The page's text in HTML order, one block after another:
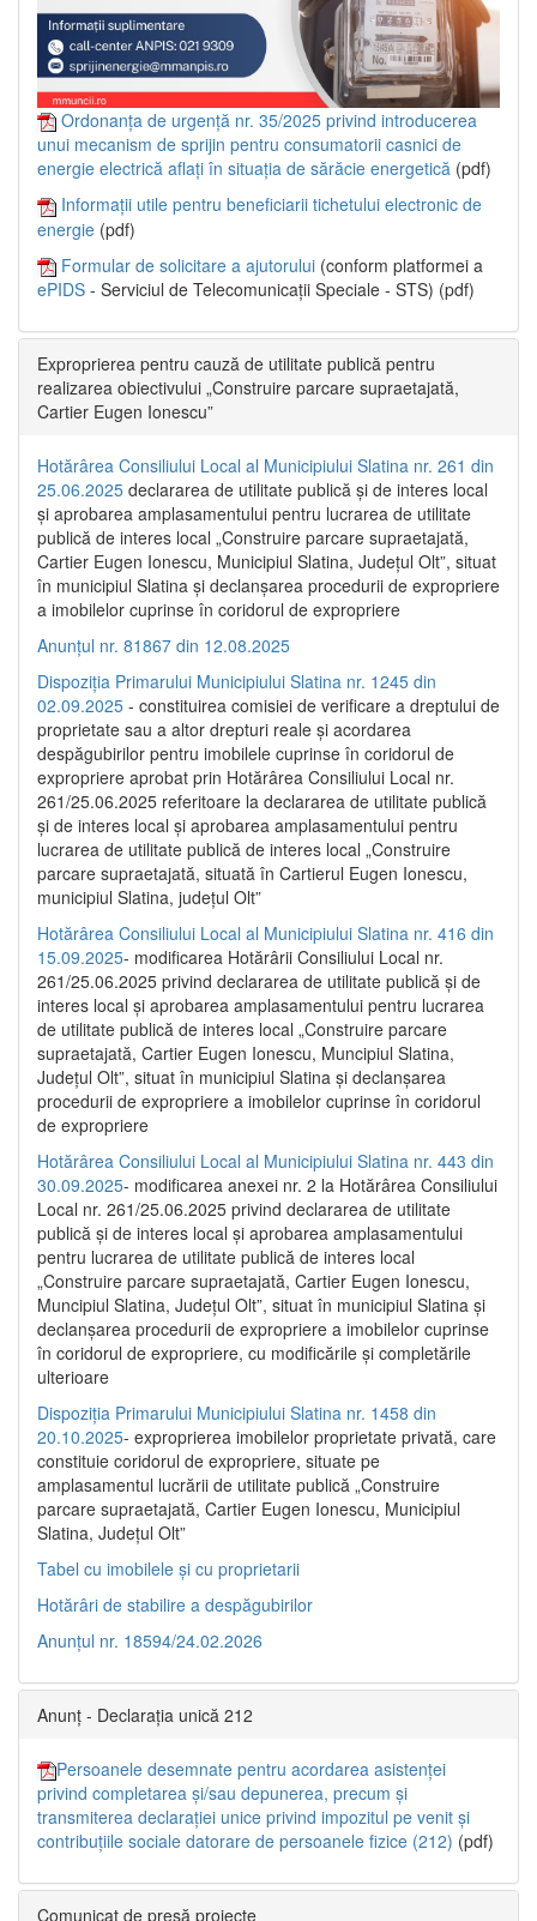
Ordonanța de urgență nr. 35/2025 privind introducerea
unui mecanism de sprijin pentru consumatorii casnici de
energie electrică aflați în situația de sărăcie energetică (pdf)
Informații utile pentru beneficiarii tichetului electronic de
energie (pdf)
Formular de solicitare a ajutorului (conform platformei a
ePIDS - Serviciul de Telecomunicații Speciale - STS) (pdf)
Exproprierea pentru cauză de utilitate publică pentru
realizarea obiectivului „Construire parcare supraetajată,
Cartier Eugen Ionescu”
Hotărârea Consiliului Local al Municipiului Slatina nr. 261 din
25.06.2025 declararea de utilitate publică și de interes local
și aprobarea amplasamentului pentru lucrarea de utilitate
publică de interes local „Construire parcare supraetajată,
Cartier Eugen Ionescu, Municipiul Slatina, Județul Olt”, situat
în municipiul Slatina și declanșarea procedurii de expropriere
a imobilelor cuprinse în coridorul de expropriere
Anunțul nr. 81867 din 12.08.2025
Dispoziția Primarului Municipiului Slatina nr. 1245 din
02.09.2025 - constituirea comisiei de verificare a dreptului de
proprietate sau a altor drepturi reale și acordarea
despăgubirilor pentru imobilele cuprinse în coridorul de
expropriere aprobat prin Hotărârea Consiliului Local nr.
261/25.06.2025 referitoare la declararea de utilitate publică
și de interes local și aprobarea amplasamentului pentru
lucrarea de utilitate publică de interes local „Construire
parcare supraetajată, situată în Cartierul Eugen Ionescu,
municipiul Slatina, județul Olt”
Hotărârea Consiliului Local al Municipiului Slatina nr. 416 din
15.09.2025- modificarea Hotărârii Consiliului Local nr.
261/25.06.2025 privind declararea de utilitate publică și de
interes local și aprobarea amplasamentului pentru lucrarea
de utilitate publică de interes local „Construire parcare
supraetajată, Cartier Eugen Ionescu, Muncipiul Slatina,
Județul Olt”, situat în municipiul Slatina și declanșarea
procedurii de expropriere a imobilelor cuprinse în coridorul
de expropriere
Hotărârea Consiliului Local al Municipiului Slatina nr. 443 din
30.09.2025- modificarea anexei nr. 2 la Hotărârea Consiliului
Local nr. 261/25.06.2025 privind declararea de utilitate
publică şi de interes local şi aprobarea amplasamentului
pentru lucrarea de utilitate publică de interes local
„Construire parcare supraetajată, Cartier Eugen Ionescu,
Muncipiul Slatina, Judeţul Olt”, situat în municipiul Slatina şi
declanşarea procedurii de expropriere a imobilelor cuprinse
în coridorul de expropriere, cu modificările şi completările
ulterioare
Dispoziția Primarului Municipiului Slatina nr. 1458 din
20.10.2025- exproprierea imobilelor proprietate privată, care
constituie coridorul de expropriere, situate pe
amplasamentul lucrării de utilitate publică „Construire
parcare supraetajată, Cartier Eugen Ionescu, Municipiul
Slatina, Județul Olt”
Tabel cu imobilele și cu proprietarii
Hotărâri de stabilire a despăgubirilor
Anunțul nr. 18594/24.02.2026
Anunț - Declarația unică 212
Persoanele desemnate pentru acordarea asistenței
privind completarea și/sau depunerea, precum și
transmiterea declarației unice privind impozitul pe venit și
contribuțiile sociale datorare de persoanele fizice (212) (pdf)
Comunicat de presă proiecte